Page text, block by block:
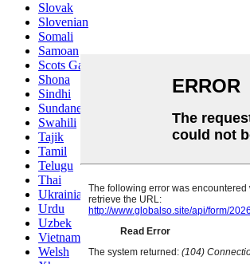
Slovak
Slovenian
Somali
Samoan
Scots Gaelic
Shona
Sindhi
Sundanese
Swahili
Tajik
Tamil
Telugu
Thai
Ukrainian
Urdu
Uzbek
Vietnamese
Welsh